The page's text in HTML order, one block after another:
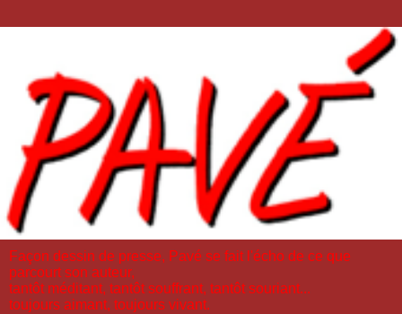
Façon dessin de presse, Pavé se fait l'écho de ce que
parcourt son auteur,
tantôt méditant, tantôt souffrant, tantôt souriant...
toujours aimant, toujours vivant.